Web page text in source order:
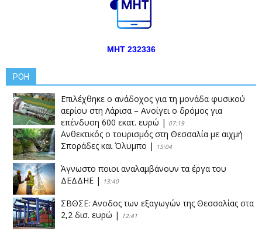
ΜΗΤ 232336
ΡΟΗ
Επιλέχθηκε ο ανάδοχος για τη μονάδα φυσικού
αερίου στη Λάρισα – Ανοίγει ο δρόμος για
επένδυση 600 εκατ. ευρώ | 07:19
Ανθεκτικός ο τουρισμός στη Θεσσαλία με αιχμή
Σποράδες και Όλυμπο | 15:04
Άγνωστο ποιοι αναλαμβάνουν τα έργα του
ΔΕΔΔΗΕ | 13:40
ΣΒΘΣΕ: Aνοδος των εξαγωγών της Θεσσαλίας στα
2,2 δισ. ευρώ | 12:41